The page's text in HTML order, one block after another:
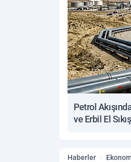
Petrol
ve Erbil El
Haberler